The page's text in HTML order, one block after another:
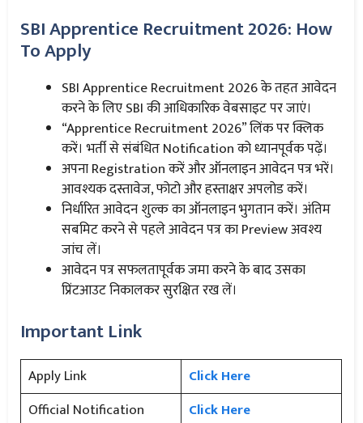
SBI Apprentice Recruitment 2026: How
To Apply
SBI Apprentice Recruitment 2026 के तहत आवेदन
करने के लिए SBI की आधिकारिक वेबसाइट पर जाएं।
“Apprentice Recruitment 2026” लिंक पर क्लिक
करें। भर्ती से संबंधित Notification को ध्यानपूर्वक पढ़ें।
अपना Registration करें और ऑनलाइन आवेदन पत्र भरें।
आवश्यक दस्तावेज, फोटो और हस्ताक्षर अपलोड करें।
निर्धारित आवेदन शुल्क का ऑनलाइन भुगतान करें। अंतिम
सबमिट करने से पहले आवेदन पत्र का Preview अवश्य
जांच लें।
आवेदन पत्र सफलतापूर्वक जमा करने के बाद उसका
प्रिंटआउट निकालकर सुरक्षित रख लें।
Important Link
Apply Link
Click Here
Official Notification
Click Here